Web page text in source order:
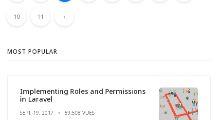
10 11 ›
MOST POPULAR
Implementing Roles and Permissions
in Laravel
SEPT. 19, 2017 59,508 VUES